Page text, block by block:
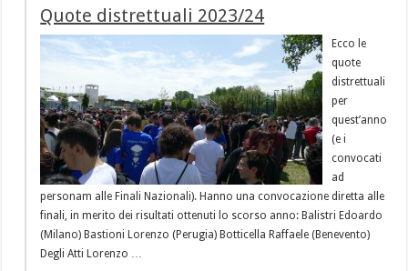
Quote distrettuali 2023/24
Ecco le
quote
distrettuali
per
quest’anno
(e i
convocati
ad
personam alle Finali Nazionali). Hanno una convocazione diretta alle
finali, in merito dei risultati ottenuti lo scorso anno: Balistri Edoardo
(Milano) Bastioni Lorenzo (Perugia) Botticella Raffaele (Benevento)
Degli Atti Lorenzo …